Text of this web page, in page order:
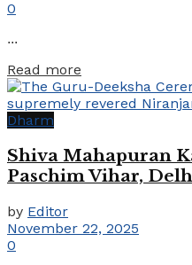
0
...
Read more
Dharm
Shiva Mahapuran
Paschim Vihar,
by Editor
November 22, 2025
0